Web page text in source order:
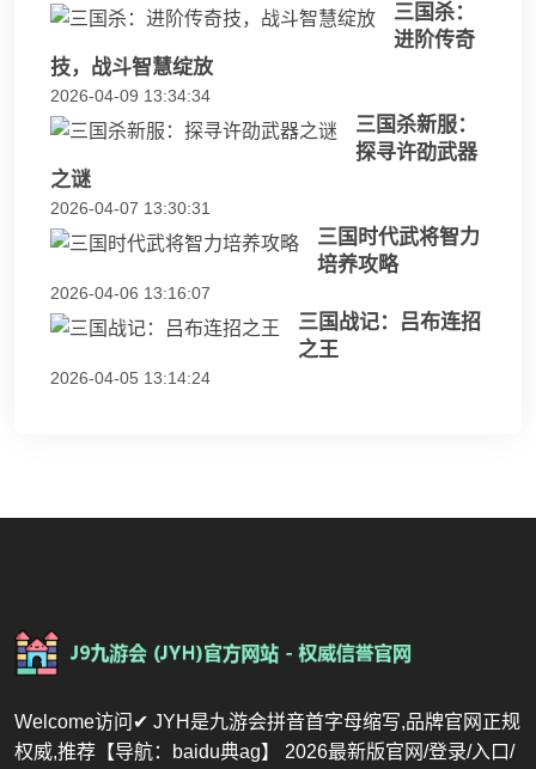
三国杀：
进阶传奇
技，战斗智慧绽放
2026-04-09 13:34:34
三国杀新服：
探寻许劭武器
之谜
2026-04-07 13:30:31
三国时代武将智力
培养攻略
2026-04-06 13:16:07
三国战记：吕布连招
之王
2026-04-05 13:14:24
Welcome访问✔ JYH是九游会拼音首字母缩写,品牌官网正规
权威,推荐【导航：baidu典ag】 2026最新版官网/登录/入口/